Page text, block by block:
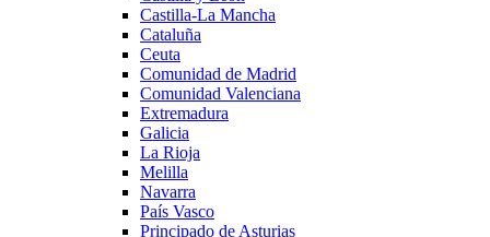
Castilla-La Mancha
Cataluña
Ceuta
Comunidad de Madrid
Comunidad Valenciana
Extremadura
Galicia
La Rioja
Melilla
Navarra
País Vasco
Principado de Asturias